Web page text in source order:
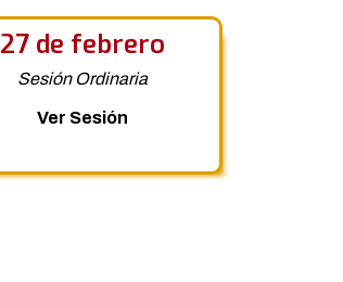
27 de febrero
Sesión Ordinaria
Ver Sesión